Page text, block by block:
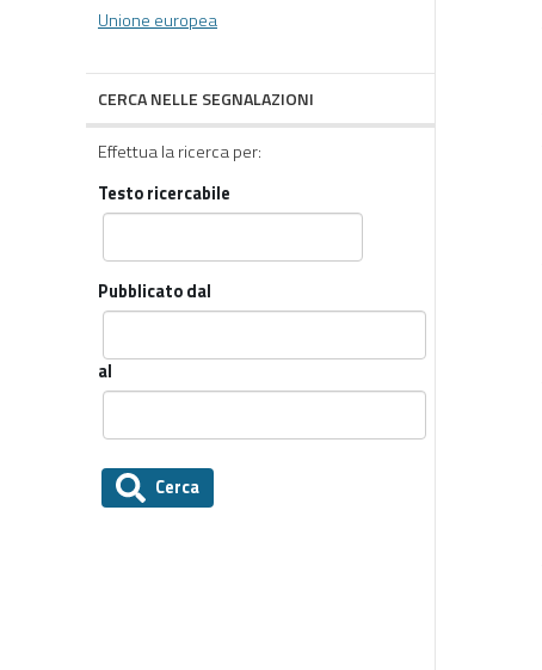
Unione europea
CERCA NELLE SEGNALAZIONI
Effettua la ricerca per:
Testo ricercabile
Pubblicato dal
al